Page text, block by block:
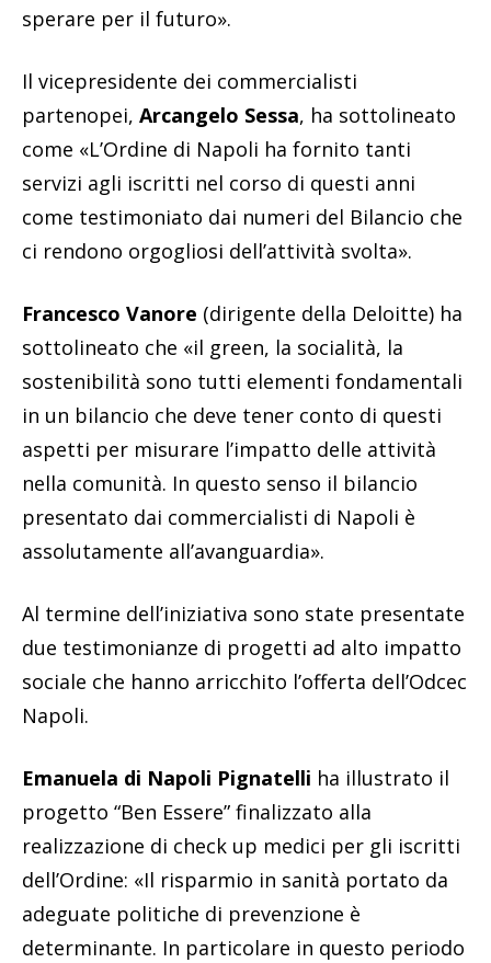
sperare per il futuro».
Il vicepresidente dei commercialisti
partenopei, Arcangelo Sessa, ha sottolineato
come «L’Ordine di Napoli ha fornito tanti
servizi agli iscritti nel corso di questi anni
come testimoniato dai numeri del Bilancio che
ci rendono orgogliosi dell’attività svolta».
Francesco Vanore (dirigente della Deloitte) ha
sottolineato che «il green, la socialità, la
sostenibilità sono tutti elementi fondamentali
in un bilancio che deve tener conto di questi
aspetti per misurare l’impatto delle attività
nella comunità. In questo senso il bilancio
presentato dai commercialisti di Napoli è
assolutamente all’avanguardia».
Al termine dell’iniziativa sono state presentate
due testimonianze di progetti ad alto impatto
sociale che hanno arricchito l’offerta dell’Odcec
Napoli.
Emanuela di Napoli Pignatelli ha illustrato il
progetto “Ben Essere” finalizzato alla
realizzazione di check up medici per gli iscritti
dell’Ordine: «Il risparmio in sanità portato da
adeguate politiche di prevenzione è
determinante. In particolare in questo periodo